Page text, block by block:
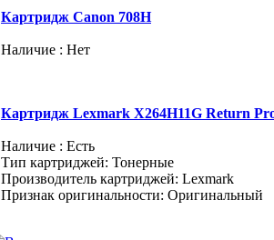
Картридж Canon 708H
Наличие : Нет
Картридж Lexmark X264H11G Return
Наличие : Есть
Тип картриджей: Тонерные
Производитель картриджей: Lexmark
Признак оригинальности: Оригинальный